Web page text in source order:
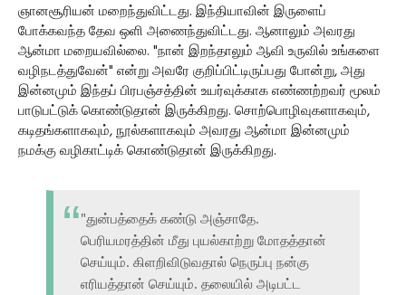
ஞானசூரியன் மறைந்துவிட்டது. இந்தியாவின் இருளைப்
போக்கவந்த தேவ ஒளி அணைந்துவிட்டது. ஆனாலும் அவரது
ஆன்மா மறையவில்லை. "நான் இறந்தாலும் ஆவி உருவில் உங்களை
வழிநடத்துவேன்" என்று அவரே குறிப்பிட்டிருப்பது போன்று, அது
இன்னமும் இந்தப் பிரபஞ்சத்தின் உயர்வுக்காக எண்ணற்றவர் மூலம்
பாடுபட்டுக் கொண்டுதான் இருக்கிறது. சொற்பொழிவுகளாகவும்,
கடிதங்களாகவும், நூல்களாகவும் அவரது ஆன்மா இன்னமும்
நமக்கு வழிகாட்டிக் கொண்டுதான் இருக்கிறது.
"துன்பத்தைக் கண்டு அஞ்சாதே.
பெரியமரத்தின் மீது புயல்காற்று மோதத்தான்
செய்யும். கிளறிவிடுவதால் நெருப்பு நன்கு
எரியத்தான் செய்யும். தலையில் அடிபட்ட